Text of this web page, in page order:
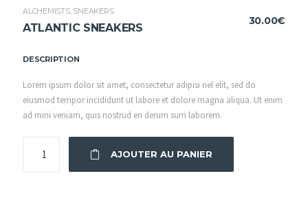
ALCHEMISTS, SNEAKERS
ATLANTIC SNEAKERS
30.00€
DESCRIPTION
Lorem ipsum dolor sit amet, consectetur adipisi nel elit, sed do
eiusmod tempor incididunt ut labore et dolore magna aliqua. Ut enim
ad mini veniam, quis nostrud en derum sum laborem.
AJOUTER AU PANIER